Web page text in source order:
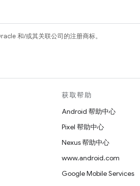
和/或其关联公司的注册商标。
获取帮助
Android 帮助中心
Pixel 帮助中心
Nexus 帮助中心
www.android.com
Google Mobile Services